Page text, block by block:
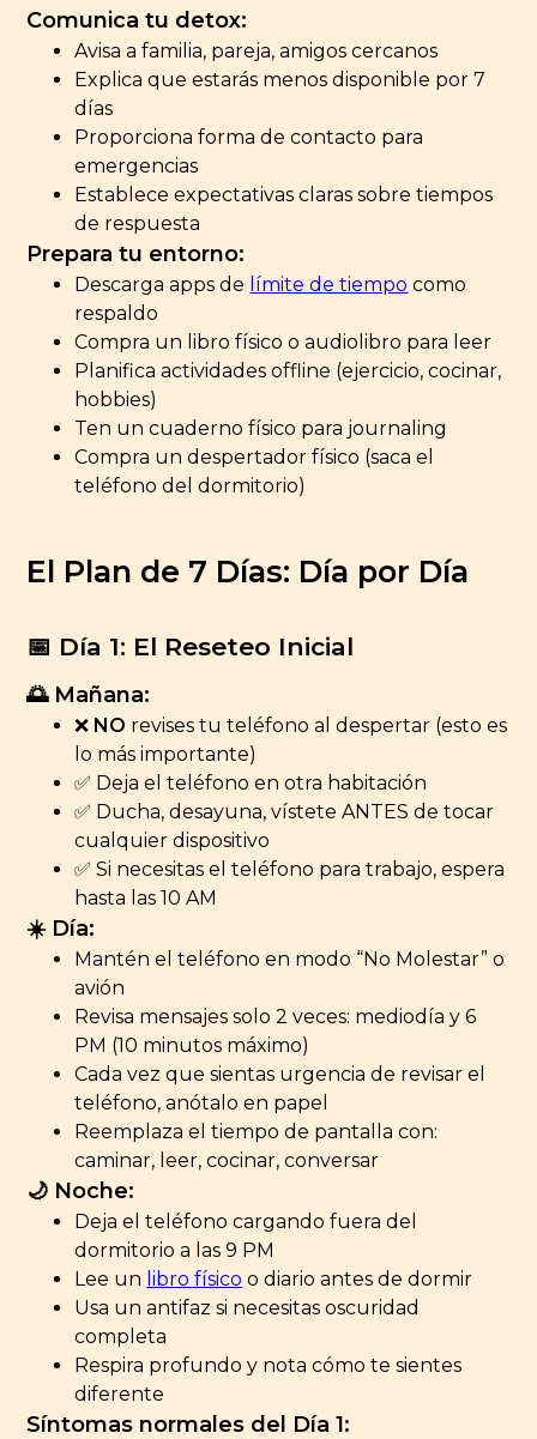
Comunica tu detox:
Avisa a familia, pareja, amigos cercanos
Explica que estarás menos disponible por 7
días
Proporciona forma de contacto para
emergencias
Establece expectativas claras sobre tiempos
de respuesta
Prepara tu entorno:
Descarga apps de límite de tiempo como
respaldo
Compra un libro físico o audiolibro para leer
Planifica actividades offline (ejercicio, cocinar,
hobbies)
Ten un cuaderno físico para journaling
Compra un despertador físico (saca el
teléfono del dormitorio)
El Plan de 7 Días: Día por Día
📅 Día 1: El Reseteo Inicial
🌅 Mañana:
❌ NO revises tu teléfono al despertar (esto es
lo más importante)
✅ Deja el teléfono en otra habitación
✅ Ducha, desayuna, vístete ANTES de tocar
cualquier dispositivo
✅ Si necesitas el teléfono para trabajo, espera
hasta las 10 AM
☀️ Día:
Mantén el teléfono en modo “No Molestar” o
avión
Revisa mensajes solo 2 veces: mediodía y 6
PM (10 minutos máximo)
Cada vez que sientas urgencia de revisar el
teléfono, anótalo en papel
Reemplaza el tiempo de pantalla con:
caminar, leer, cocinar, conversar
🌙 Noche:
Deja el teléfono cargando fuera del
dormitorio a las 9 PM
Lee un libro físico o diario antes de dormir
Usa un antifaz si necesitas oscuridad
completa
Respira profundo y nota cómo te sientes
diferente
Síntomas normales del Día 1: